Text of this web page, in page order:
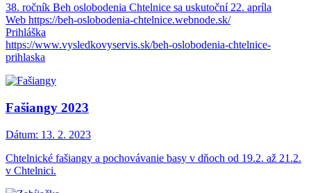
38. ročník Beh oslobodenia Chtelnice sa uskutoční 22. apríla
Web https://beh-oslobodenia-chtelnice.webnode.sk/
Prihláška
https://www.vysledkovyservis.sk/beh-oslobodenia-chtelnice-
prihlaska
Fašiangy 2023
Dátum: 13. 2. 2023
Chtelnické fašiangy a pochovávanie basy v dňoch od 19.2. až 21.2.
v Chtelnici.